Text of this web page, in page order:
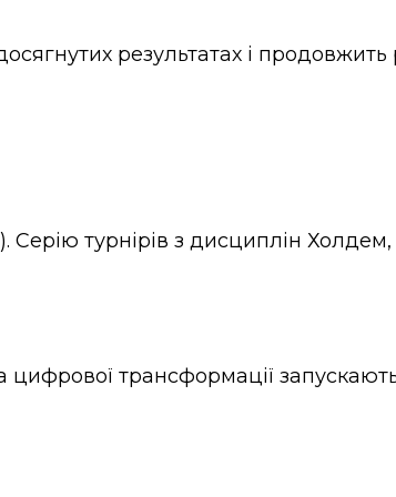
результатах і
турнірів з дисциплін Холдем,
цифрової трансформації